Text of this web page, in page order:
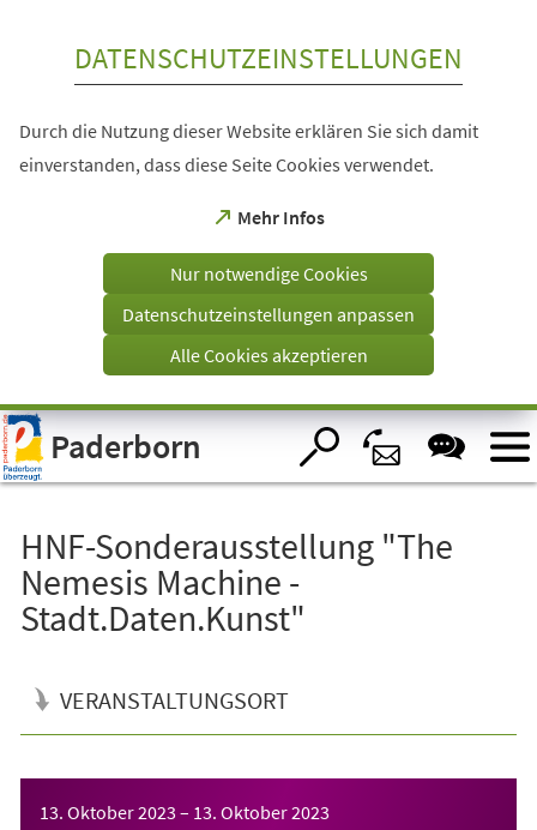
Visuelle
Assistenzsoftware
öffnen.
DATENSCHUTZEINSTELLUNGEN
Durch die Nutzung dieser Website erklären Sie sich damit
einverstanden, dass diese Seite Cookies verwendet.
Mehr Infos
(Öffnet
einem
Tab)
Nur notwendige Cookies
Datenschutzeinstellungen anpassen
Alle Cookies akzeptieren
Paderborn
HNF-Sonderausstellung "The
Nemesis Machine -
Stadt.Daten.Kunst"
VERANSTALTUNGSORT
13. Oktober 2023 – 13. Oktober 2023